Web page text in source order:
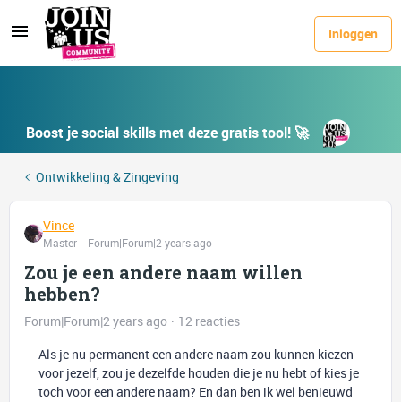
Inloggen
Boost je social skills met deze gratis tool! 🚀
Ontwikkeling & Zingeving
Vince
Master Forum|Forum|2 years ago
Zou je een andere naam willen
hebben?
Forum|Forum|2 years ago
12 reacties
Als je nu permanent een andere naam zou kunnen kiezen
voor jezelf, zou je dezelfde houden die je nu hebt of kies je
toch voor een andere naam? En dan ben ik wel benieuwd